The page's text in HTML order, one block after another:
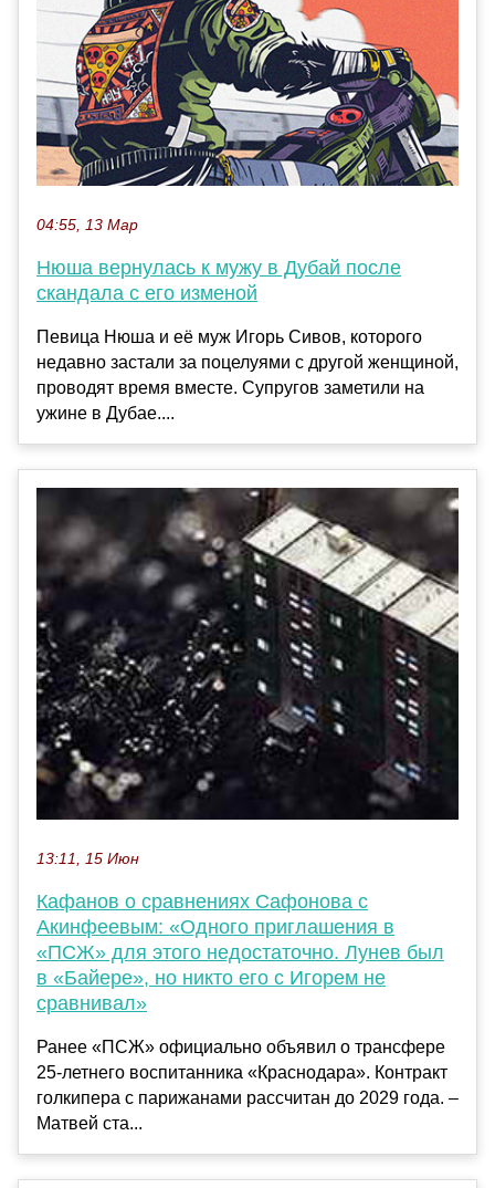
04:55, 13 Мар
Нюша вернулась к мужу в Дубай после
скандала с его изменой
Певица Нюша и её муж Игорь Сивов, которого
недавно застали за поцелуями с другой женщиной,
проводят время вместе. Супругов заметили на
ужине в Дубае....
13:11, 15 Июн
Кафанов о сравнениях Сафонова с
Акинфеевым: «Одного приглашения в
«ПСЖ» для этого недостаточно. Лунев был
в «Байере», но никто его с Игорем не
сравнивал»
Ранее «ПСЖ» официально объявил о трансфере
25‑летнего воспитанника «Краснодара». Контракт
голкипера с парижанами рассчитан до 2029 года. –
Матвей ста...